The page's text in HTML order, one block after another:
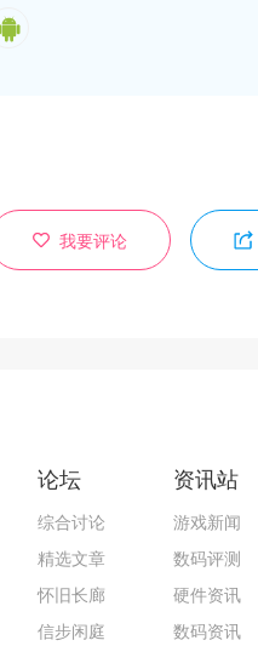
我要评论
论坛
综合讨论
精选文章
怀旧长廊
信步闲庭
资讯站
游戏新闻
数码评测
硬件资讯
数码资讯